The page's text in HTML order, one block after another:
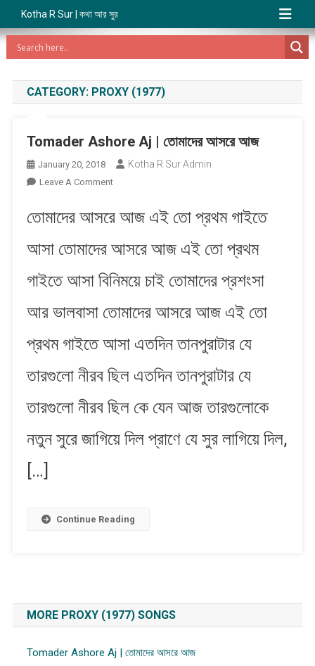
Kotha R Sur | কথা আর সুর
CATEGORY: PROXY (1977)
Tomader Ashore Aj | তোমাদের আসরে আজ
January 20, 2018 Kotha R Sur Admin
Leave A CommentOn
Ashore
|
আসরে
তোমাদের আসরে আজ এই তো প্রথম গাইতে
আসা তোমাদের আসরে আজ এই তো প্রথম
গাইতে আসা বিনিময়ে চাই তোমাদের প্রশংসা
আর ভালবাসা তোমাদের আসরে আজ এই তো
প্রথম গাইতে আসা এতদিন তানপুরাটার যে
তারগুলো নীরব ছিল এতদিন তানপুরাটার যে
তারগুলো নীরব ছিল কে যেন আজ তারগুলোকে
নতুন সুরে জাগিয়ে দিল প্রাণে যে সুর লাগিয়ে দিল,
[…]
Continue Reading
MORE PROXY (1977) SONGS
Tomader Ashore Aj | তোমাদের আসরে আজ